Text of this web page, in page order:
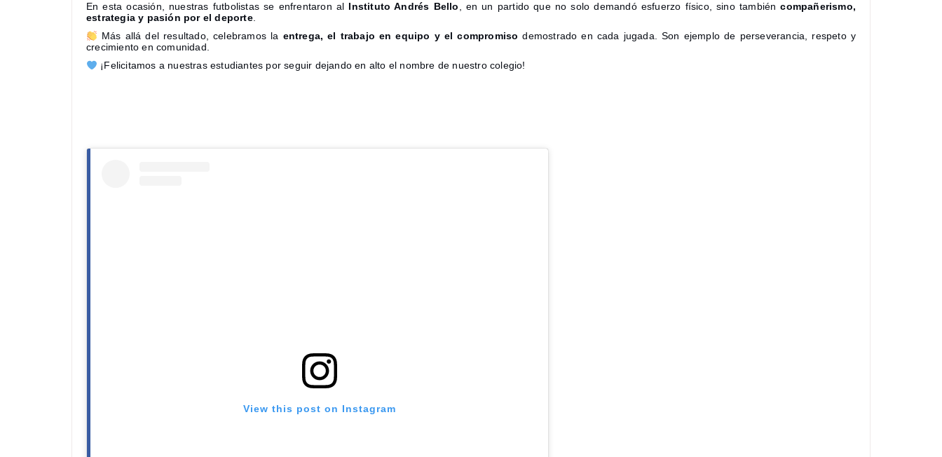
En esta ocasión, nuestras futbolistas se enfrentaron al Instituto Andrés Bello, en un partido que no solo demandó esfuerzo físico, sino tambiéncompañerismo,
estrategia y pasión por el deporte.
Más allá del resultado, celebramos la entrega, el trabajo en equipo y el compromiso demostrado en cada jugada. Son ejemplo de perseverancia, respeto y
crecimiento en comunidad.
¡Felicitamos a nuestras estudiantes por seguir dejando en alto el nombre de nuestro colegio!
View this post on Instagram